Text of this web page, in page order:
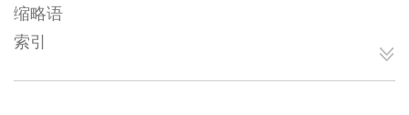
缩略语
索引